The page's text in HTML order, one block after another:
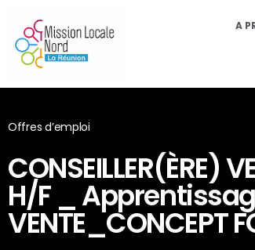
A
Offres d’emploi
CONSEILLER(ÈRE)
H/F _
VENTE_CONCEPT